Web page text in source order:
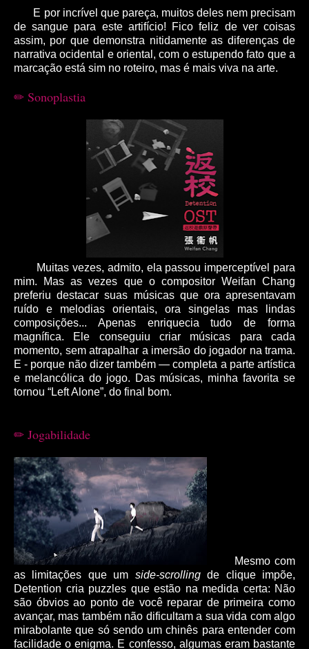
E por incrível que pareça, muitos deles nem precisam
de sangue para este artifício! Fico feliz de ver coisas
assim, por que demonstra nitidamente as diferenças de
narrativa ocidental e oriental, com o estupendo fato que a
marcação está sim no roteiro, mas é mais viva na arte.
✏ Sonoplastia
Muitas vezes, admito, ela passou imperceptível para
mim. Mas as vezes que o compositor Weifan Chang
preferiu destacar suas músicas que ora apresentavam
ruído e melodias orientais, ora singelas mas lindas
composições... Apenas enriquecia tudo de forma
magnífica. Ele conseguiu criar músicas para cada
momento, sem atrapalhar a imersão do jogador na trama.
E - porque não dizer também ― completa a parte artística
e melancólica do jogo. Das músicas, minha favorita se
tornou “Left Alone”, do final bom.
✏ Jogabilidade
Mesmo com
as limitações que um side-scrollingde clique impõe,
Detention cria puzzles que estão na medida certa: Não
são óbvios ao ponto de você reparar de primeira como
avançar, mas também não dificultam a sua vida com algo
mirabolante que só sendo um chinês para entender com
facilidade o enigma. E confesso, algumas eram bastante